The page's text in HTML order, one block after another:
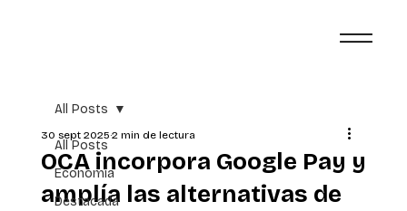
All Posts
Economía
Destacada
All Posts
OCA incorpora Google Pay y
amplía las alternativas de
30 sept 20252 min de lectura